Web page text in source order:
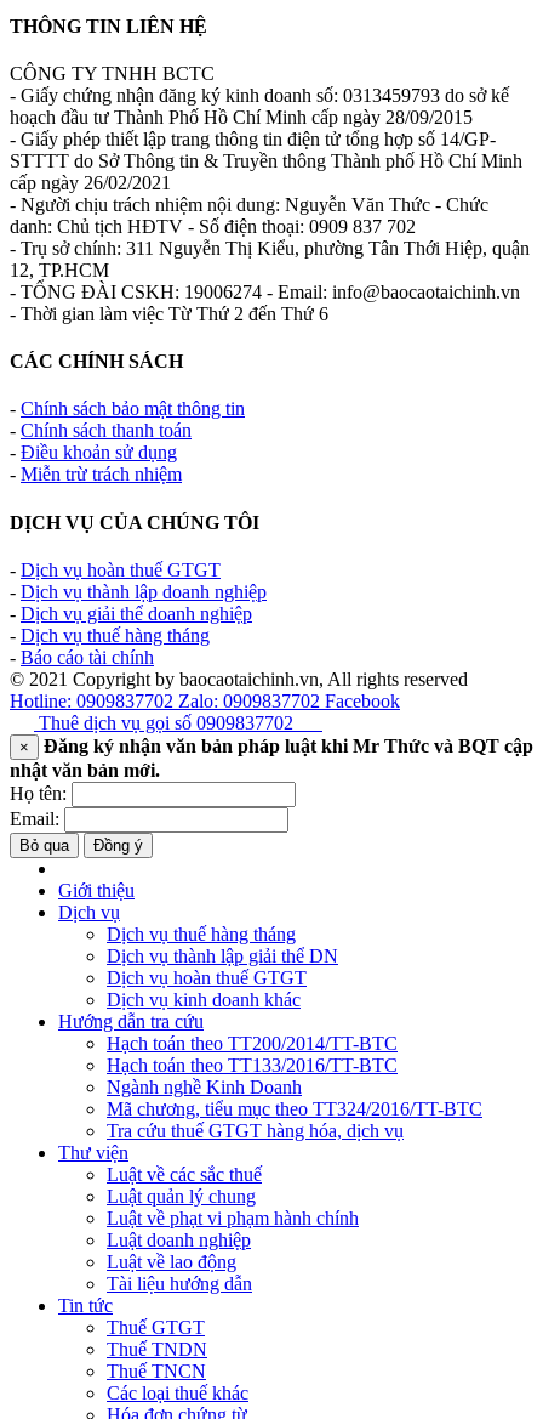
THÔNG TIN LIÊN HỆ
CÔNG TY TNHH BCTC
- Giấy chứng nhận đăng ký kinh doanh số: 0313459793 do sở kế
hoạch đầu tư Thành Phố Hồ Chí Minh cấp ngày 28/09/2015
- Giấy phép thiết lập trang thông tin điện tử tổng hợp số 14/GP-
STTTT do Sở Thông tin & Truyền thông Thành phố Hồ Chí Minh
cấp ngày 26/02/2021
- Người chịu trách nhiệm nội dung: Nguyễn Văn Thức - Chức
danh: Chủ tịch HĐTV - Số điện thoại: 0909 837 702
- Trụ sở chính: 311 Nguyễn Thị Kiểu, phường Tân Thới Hiệp, quận
12, TP.HCM
- TỔNG ĐÀI CSKH: 19006274 - Email: info@baocaotaichinh.vn
- Thời gian làm việc Từ Thứ 2 đến Thứ 6
CÁC CHÍNH SÁCH
- Chính sách bảo mật thông tin
- Chính sách thanh toán
- Điều khoản sử dụng
- Miễn trừ trách nhiệm
DỊCH VỤ CỦA CHÚNG TÔI
- Dịch vụ hoàn thuế GTGT
- Dịch vụ thành lập doanh nghiệp
- Dịch vụ giải thể doanh nghiệp
- Dịch vụ thuế hàng tháng
- Báo cáo tài chính
© 2021 Copyright by baocaotaichinh.vn, All rights reserved
Hotline: 0909837702 Zalo: 0909837702 Facebook
Thuê dịch vụ gọi số 0909837702
×
Đăng ký nhận văn bản pháp luật khi Mr Thức và BQT cập
nhật văn bản mới.
Họ tên:
Email:
Bỏ qua Đồng ý
Giới thiệu
Dịch vụ
Dịch vụ thuế hàng tháng
Dịch vụ thành lập giải thể DN
Dịch vụ hoàn thuế GTGT
Dịch vụ kinh doanh khác
Hướng dẫn tra cứu
Hạch toán theo TT200/2014/TT-BTC
Hạch toán theo TT133/2016/TT-BTC
Ngành nghề Kinh Doanh
Mã chương, tiểu mục theo TT324/2016/TT-BTC
Tra cứu thuế GTGT hàng hóa, dịch vụ
Thư viện
Luật về các sắc thuế
Luật quản lý chung
Luật về phạt vi phạm hành chính
Luật doanh nghiệp
Luật về lao động
Tài liệu hướng dẫn
Tin tức
Thuế GTGT
Thuế TNDN
Thuế TNCN
Các loại thuế khác
Hóa đơn chứng từ